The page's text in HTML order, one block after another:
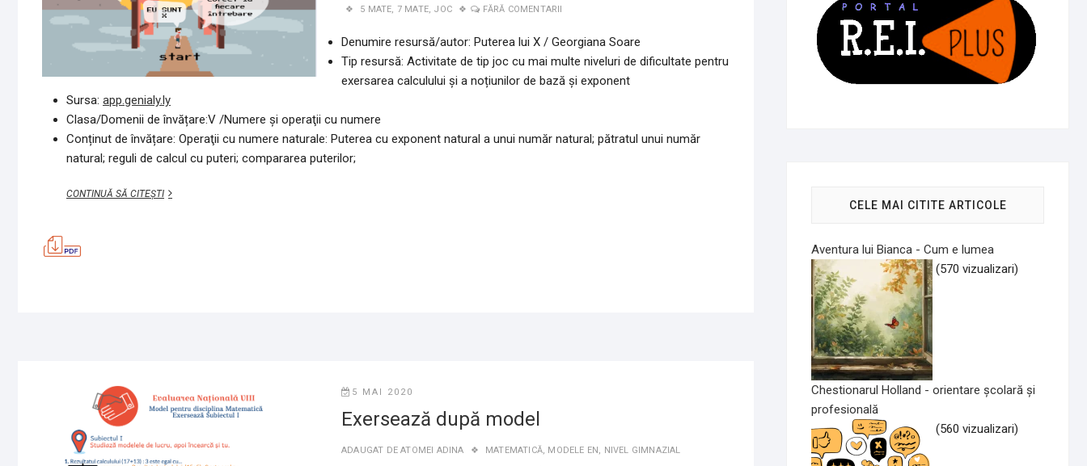
5 MATE, 7 MATE, JOC FĂRĂ COMENTARII
Denumire resursă/autor: Puterea lui X / Georgiana Soare
Tip resursă: Activitate de tip joc cu mai multe niveluri de dificultate pentru
exersarea calculului și a noțiunilor de bază și exponent
Sursa: app.genialy.ly
Clasa/Domenii de învățare:V /Numere şi operaţii cu numere
Conținut de învățare: Operaţii cu numere naturale: Puterea cu exponent natural a unui număr natural; pătratul unui număr
natural; reguli de calcul cu puteri; compararea puterilor;
CONTINUĂ SĂ CITEȘTIPUTEREA
5 MAI 2020
Exersează după model
ADAUGAT DEATOMEI ADINA MATEMATICĂ, MODELE EN, NIVEL GIMNAZIAL
CELE MAI CITITE ARTICOLE
Aventura lui Bianca - Cum e lumea
(570 vizualizari)
Chestionarul Holland - orientare școlară și
profesională
(560 vizualizari)